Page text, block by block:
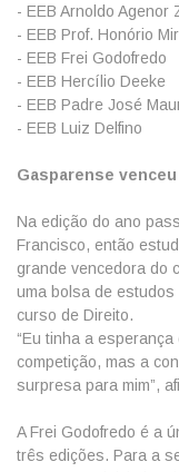
- EEB Arnoldo Agenor
- EEB Prof. Honório
- EEB Frei Godofredo
- EEB Hercílio Deeke
- EEB Padre José
- EEB Luiz Delfino
Gasparense venceu
Na edição do ano
Francisco, então
grande vencedora do
uma bolsa de
curso de Direito.
“Eu tinha a
competição, mas a
surpresa para mim”,
A Frei Godofredo é a
três edições. Para a